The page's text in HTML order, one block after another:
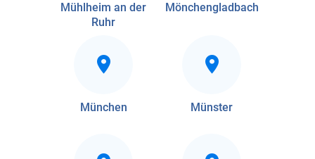
Mühlheim an der
Ruhr
Mönchengladbach
München Münster